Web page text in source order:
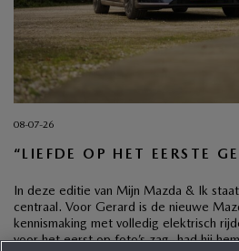
08-07-26
“LIEFDE OP HET EERSTE
In deze editie van Mijn Mazda & Ik
centraal. Voor Gerard is de nieuwe
kennismaking met volledig elektrisch
voor het eerst op foto’s zag, had hij